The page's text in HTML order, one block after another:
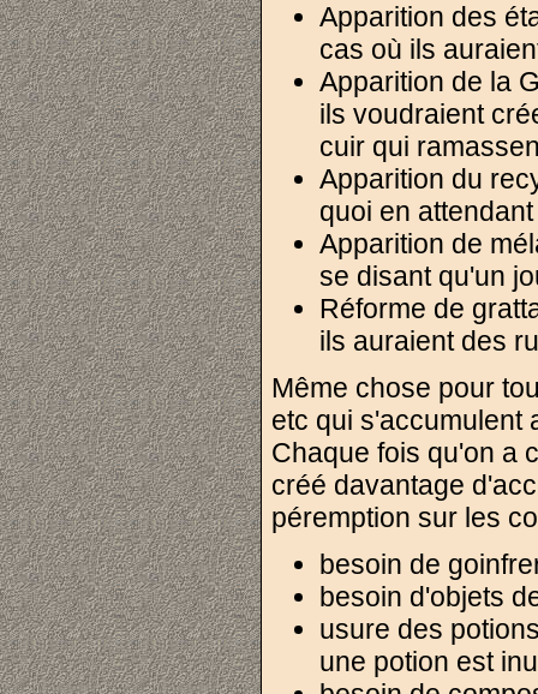
Apparition des
cas où ils
Apparition de la
ils voudraient
cuir qui
Apparition du
quoi en
Apparition de
se disant qu'un
Réforme de
ils auraient des
Même chose pour
etc qui s'accumulent
Chaque fois qu'on a
créé davantage
péremption sur les
besoin de
besoin d'objets
usure des
une potion est